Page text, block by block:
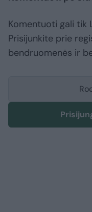
Komentuoti gali
Prisijunkite prie
bendruomenės ir